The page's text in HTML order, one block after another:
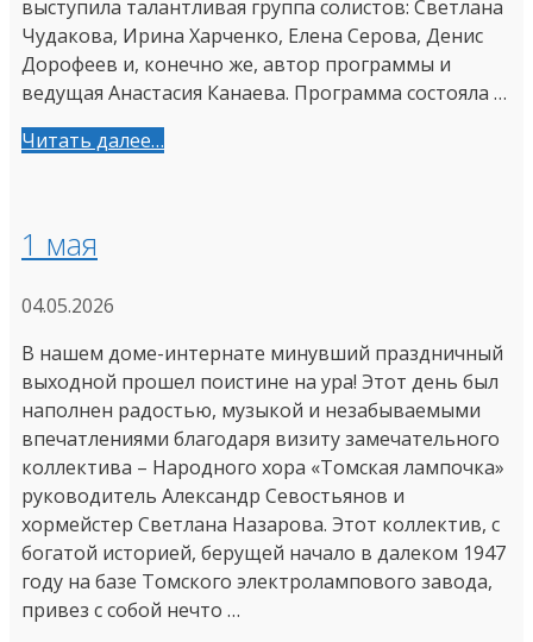
выступила талантливая группа солистов: Светлана
Чудакова, Ирина Харченко, Елена Серова, Денис
Дорофеев и, конечно же, автор программы и
ведущая Анастасия Канаева. Программа состояла …
Читать далее…
1 мая
04.05.2026
В нашем доме-интернате минувший праздничный
выходной прошел поистине на ура! Этот день был
наполнен радостью, музыкой и незабываемыми
впечатлениями благодаря визиту замечательного
коллектива – Народного хора «Томская лампочка»
руководитель Александр Севостьянов и
хормейстер Светлана Назарова. Этот коллектив, с
богатой историей, берущей начало в далеком 1947
году на базе Томского электролампового завода,
привез с собой нечто …